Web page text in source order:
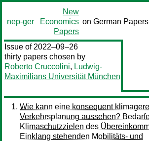
nep-ger
New
Economics
Papers
on German Papers
Issue of 2022–09–26
thirty papers chosen by
Roberto Cruccolini, Ludwig-
Maximilians Universität München
Wie kann eine konsequent
Verkehrsplanung aussehen?
Klimaschutzzielen des
Einklang stehenden Mobilitäts- und